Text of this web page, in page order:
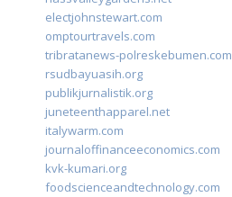
electjohnstewart.com
omptourtravels.com
tribratanews-polreskebumen.com
rsudbayuasih.org
publikjurnalistik.org
juneteenthapparel.net
italywarm.com
journaloffinanceeconomics.com
kvk-kumari.org
foodscienceandtechnology.com